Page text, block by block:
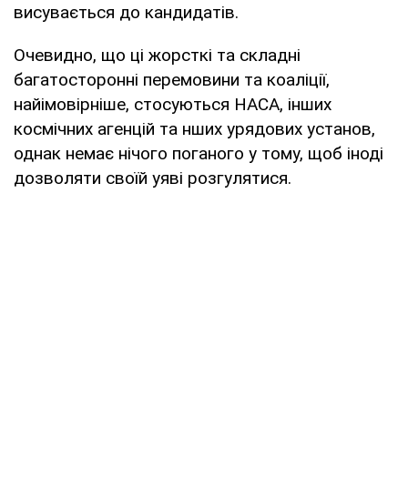
висувається до кандидатів.
Очевидно, що ці жорсткі та складні
багатосторонні перемовини та коаліції,
найімовірніше, стосуються НАСА, інших
космічних агенцій та нших урядових установ,
однак немає нічого поганого у тому, щоб іноді
дозволяти своїй уяві розгулятися.